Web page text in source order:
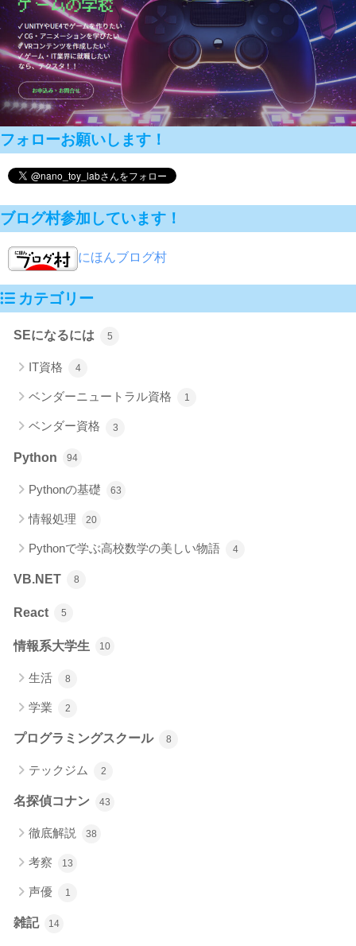
フォローお願いします！
ブログ村参加しています！
にほんブログ村
カテゴリー
SEになるには 5
IT資格 4
ベンダーニュートラル資格 1
ベンダー資格 3
Python 94
Pythonの基礎 63
情報処理 20
Pythonで学ぶ高校数学の美しい物語 4
VB.NET 8
React 5
情報系大学生 10
生活 8
学業 2
プログラミングスクール 8
テックジム 2
名探偵コナン 43
徹底解説 38
考察 13
声優 1
雑記 14